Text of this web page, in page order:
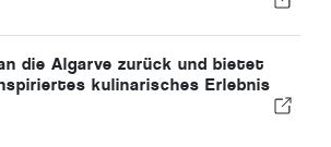
die Algarve zurück und bietet
kulinarisches Erlebnis